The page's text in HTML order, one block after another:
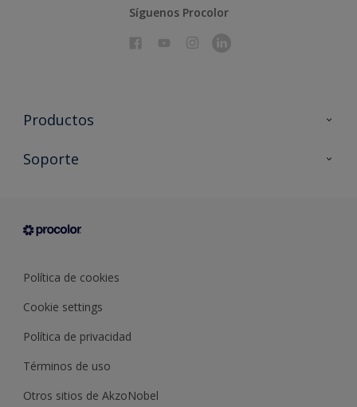
Síguenos Procolor
Productos
Todos los productos
Condiciones generales de venta
Soporte
Sobre Procolor
Política de cookies
Cookie settings
Política de privacidad
Términos de uso
Otros sitios de AkzoNobel